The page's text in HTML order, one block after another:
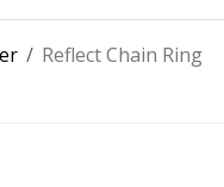
/ Reflect Chain Ring